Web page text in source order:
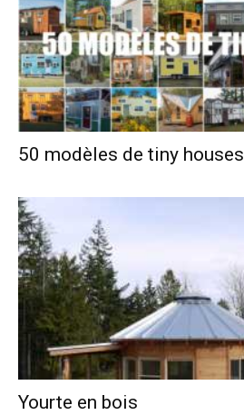
50 modèles de tiny houses
Yourte en bois